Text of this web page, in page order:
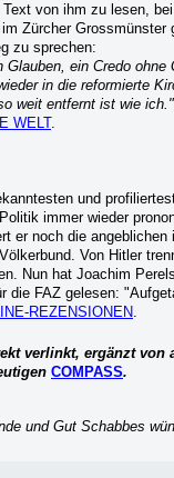
von ihm zu lesen,
Zürcher
zu sprechen:
ein Credo
in die reformierte
weit entfernt ist wie ich."
WELT.
und
immer wieder
er noch die angeblichen
Von Hitler
Nun hat Joachim
die FAZ gelesen:
REZENSIONEN.
verlinkt, ergänzt von
COMPASS.
und Gut Schabbes